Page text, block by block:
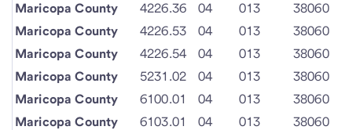
Maricopa County
4226.36 04 013
38060
Maricopa County
4226.53 04 013
38060
Maricopa County
4226.54 04 013
38060
Maricopa County
5231.02 04 013
38060
Maricopa County
6100.01 04 013
38060
Maricopa County
6103.01 04 013
38060